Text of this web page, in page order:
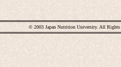
© 2003 Japan Nutrition University. All Rights